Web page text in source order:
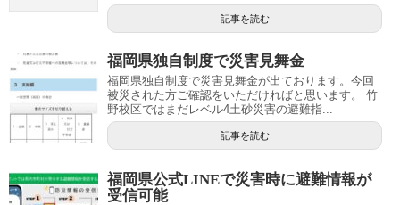
記事を読む
福岡県独自制度で災害見舞金
福岡県独自制度で災害見舞金が出ております。今回
被災された方ご確認をいただければと思います。 竹
野校区ではまだレベル4土砂災害の避難指...
記事を読む
福岡県公式LINEで災害時に避難情報が
受信可能